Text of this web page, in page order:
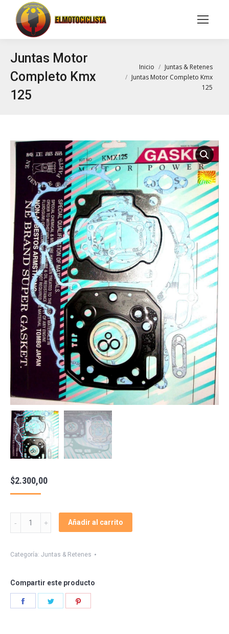
Buscar:
Juntas Motor
Completo Kmx
125
Estás aquí:
Inicio
Juntas & Retenes
Juntas Motor Completo Kmx
125
$2.300,00
Juntas
Kmx
Añadir al carrito
Categoría: Juntas & Retenes
Compartir este producto